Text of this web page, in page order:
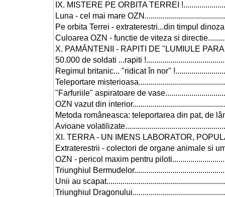
IX. MISTERE PE ORBITA TERREI
Luna - cel mai mare
Pe orbita Terrei - extraterestri...din timpul
Culoarea OZN - functie de viteza si
X. PAMÂNTENII - RAPITI DE "LUMIULE
50.000 de soldati ...rapiti
Regimul britanic... "ridicat în nor"
Teleportare
"Farfuriile" aspiratoare de
OZN vazut din
Metoda româneasca: teleportarea din pat, de
Avioane
XI. TERRA - UN IMENS LABORATOR,
Extraterestrii - colectori de organe animale si
OZN - pericol maxim pentru
Triunghiul
Unii au
Triunghiul